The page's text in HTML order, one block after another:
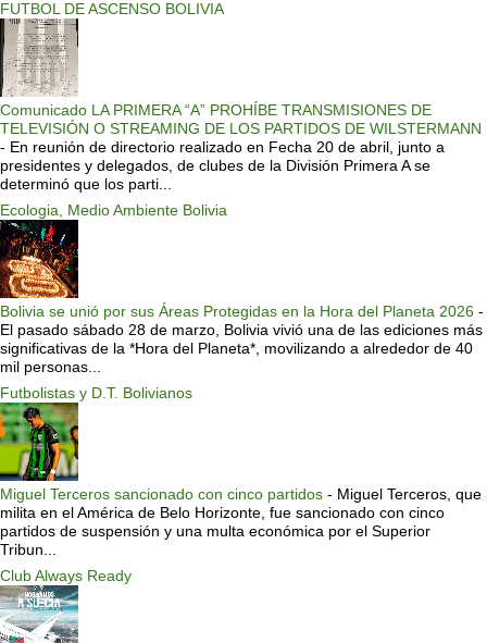
FUTBOL DE ASCENSO BOLIVIA
Comunicado LA PRIMERA “A” PROHÍBE TRANSMISIONES DE
TELEVISIÓN O STREAMING DE LOS PARTIDOS DE WILSTERMANN
- En reunión de directorio realizado en Fecha 20 de abril, junto a
presidentes y delegados, de clubes de la División Primera A se
determinó que los parti...
Ecologia, Medio Ambiente Bolivia
Bolivia se unió por sus Áreas Protegidas en la Hora del Planeta 2026 -
El pasado sábado 28 de marzo, Bolivia vivió una de las ediciones más
significativas de la *Hora del Planeta*, movilizando a alrededor de 40
mil personas...
Futbolistas y D.T. Bolivianos
Miguel Terceros sancionado con cinco partidos - Miguel Terceros, que
milita en el América de Belo Horizonte, fue sancionado con cinco
partidos de suspensión y una multa económica por el Superior
Tribun...
Club Always Ready